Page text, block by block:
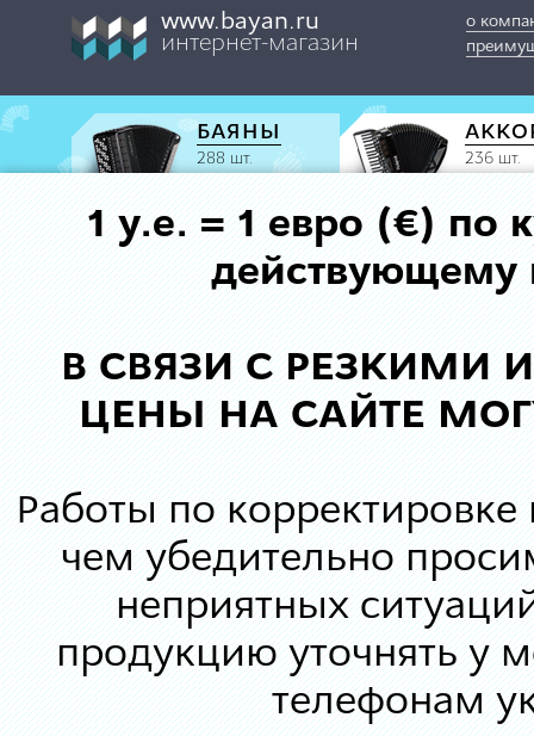
www.bayan.ru
интернет-магазин
о
БАЯНЫ
288 шт. 236 шт.
1 у.е. = 1 евро (€) по
действующему
В СВЯЗИ С РЕЗКИМИ
ЦЕНЫ НА САЙТЕ
Работы по корректировке
чем убедительно
неприятных
продукцию уточнять у
телефонам